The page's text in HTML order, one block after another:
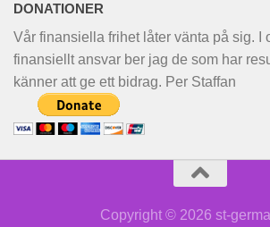
DONATIONER
Vår finansiella frihet låter vänta på sig. I
finansiellt ansvar ber jag de som har
känner att ge ett bidrag. Per Staffan
Copyright © 2026 st-